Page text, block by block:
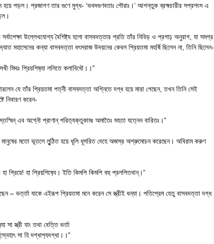
হয়ে পড়ল। প্রজাগণ তার গুণে মুগ্ধ- ‘ভবদগুণবতাঃ পৌরাঃ।’ আগন্তুক ব্রহ্মচারীর সপ্রশংস এ
উল্লেখযোগ্য বৈশিষ্ট্য হলো বাসবদত্তার প্রতি তাঁর নিবিড় ও প্রগাঢ় অনুরাগ, যা সমগ্র
মহাসেনের কন্যা বাসবদত্তা বৎসরাজ উদয়নের কেবল প্রিয়তমা মহর্ষি ছিলেন না, তিনি ছিলেন-
মিথঃ প্রিয়শিষ‍্যা ললিতে কলাবিধৌ।।”
যে তাঁর প্রিয়তমা পত্নী বাসবদত্তা অগ্নিতে দগ্ধ হয়ে মারা গেছেন, তখন তিনি সেই
নিবারণ করেন-
এব অগ্নৌ প্রাণান্ পরিত‍্যক্তুকামঃ অমাতৈঃ মহতা যত্নেন বারিতঃ।”
মানুষের মতো ভূতলে লুন্ঠিত হয়ে ধূলি ধূসরিত দেহে অজস্র অশ্রুমোচন করেছেন। অবিরাম করুণ
প্রিয়ে! হা প্রিয়শিষ‍্যে। ইতি কিমপি কিমপি বহু প্রলপিতবান্।”
– ভর্ত্তা যাকে এইরূপ প্রিয়তমা মনে করেন সে স্ত্রীই ধন্যা। পতিপ্রেম হেতু বাসবদত্তা দগ্ধ
সা স্ত্রী যাং তথা বেত্তি ভর্তা
সা হি দগ্ধাপ‍্যদগ্ধা।।”